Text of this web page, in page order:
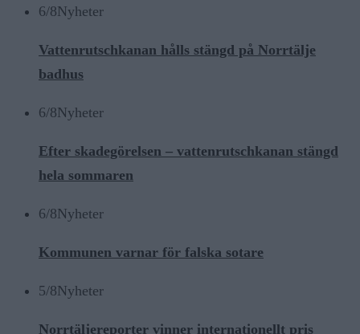
6/8Nyheter
Vattenrutschkanan hålls stängd på Norrtälje
badhus
6/8Nyheter
Efter skadegörelsen – vattenrutschkanan stängd
hela sommaren
6/8Nyheter
Kommunen varnar för falska sotare
5/8Nyheter
Norrtäljereporter vinner internationellt pris